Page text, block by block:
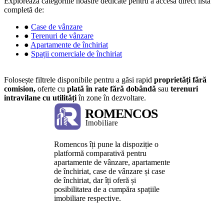
completă de:
● Case de vânzare
● Terenuri de vânzare
● Apartamente de închiriat
● Spații comerciale de închiriat
Folosește filtrele disponibile pentru a găsi rapid proprietăți fără
comision, oferte cu plată în rate fără dobândă sau terenuri
intravilane cu utilitățiîn zone în dezvoltare.
Romencos îți pune la dispoziție o
platformă comparativă pentru
apartamente de vânzare, apartamente
de închiriat, case de vânzare și case
de închiriat, dar îți oferă și
posibilitatea de a cumpăra spațiile
imobiliare respective.